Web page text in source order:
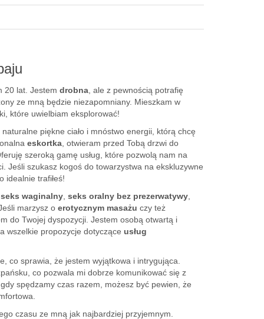
20 lat. Jestem drobna , ale z pewnością potrafię
ze mną będzie niezapomniany. Mieszkam w
które uwielbiam eksplorować!
naturalne piękne ciało i mnóstwo energii, którą chcę
eskortka , otwieram przed Tobą drzwi do
szeroką gamę usług, które pozwolą nam na
Jeśli szukasz kogoś do towarzystwa na ekskluzywne
idealnie trafiłeś!
waginalny seks oralny bez prezerwatywy
Jeśli marzysz o erotycznym masażu czy też
do Twojej dyspozycji. Jestem osobą otwartą i
wszelkie propozycje dotyczące usług
co sprawia, że jestem wyjątkowa i intrygująca.
co pozwala mi dobrze komunikować się z
spędzamy czas razem, możesz być pewien, że
czasu ze mną jak najbardziej przyjemnym.